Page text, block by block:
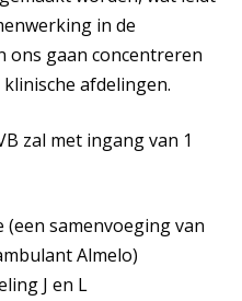
in de
ons gaan concentreren
afdelingen.
zal met ingang van 1
samenvoeging van
Almelo)
J en L